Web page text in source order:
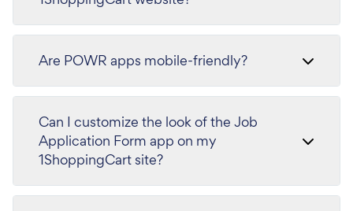
Are POWR apps mobile-friendly?
Can I customize the look of the Job
Application Form app on my
1ShoppingCart site?